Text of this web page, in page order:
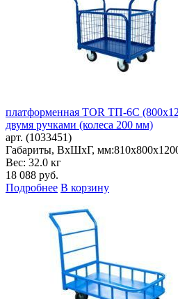
платформенная TOR ТП-6С
двумя ручками (колеса 200 мм)
арт. (1033451)
Габариты, ВxШxГ, мм:
Вес: 32.0 кг
18 088 руб.
Подробнее В корзину